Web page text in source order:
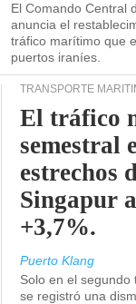
El Comando Central
anuncia el
tráfico marítimo que
puertos iraníes.
TRANSPORTE
El tráfico
semestral
estrechos
Singapur
+3,7%.
Puerto Klang
Solo en el
se registró una